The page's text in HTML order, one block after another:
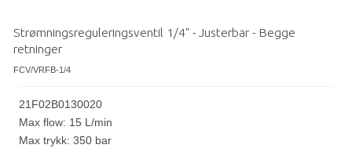
Strømningsreguleringsventil 1/4" - Justerbar - Begge
retninger
FCV/VRFB-1/4
21F02B0130020
Max flow: 15 L/min
Max trykk: 350 bar